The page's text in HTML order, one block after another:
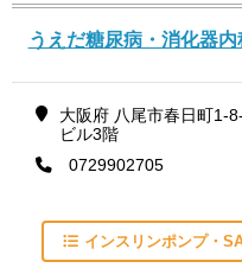
うえだ糖尿病・消化器内
大阪府 八尾市春日町1-
ビル3階
0729902705
インスリンポンプ・